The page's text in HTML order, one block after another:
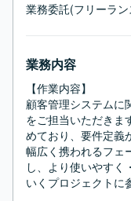
業務委託(フリーラン
業務内容
【作業内容】
顧客管理システムに
をご担当いただきま
めており、要件定義
幅広く携われるフェ
し、より使いやすく
いくプロジェクトに